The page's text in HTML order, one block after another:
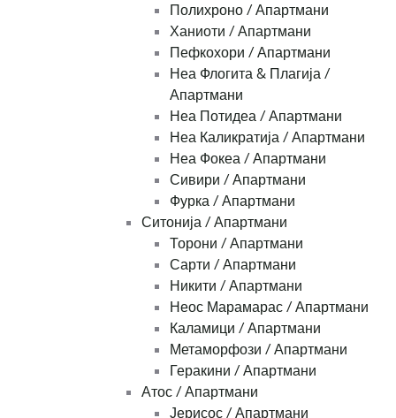
Полихроно / Апартмани
Ханиоти / Апартмани
Пефкохори / Апартмани
Неа Флогита & Плагија /
Апартмани
Неа Потидеа / Апартмани
Неа Каликратија / Апартмани
Неа Фокеа / Апартмани
Сивири / Апартмани
Фурка / Апартмани
Ситонија / Апартмани
Торони / Апартмани
Сарти / Апартмани
Никити / Апартмани
Неос Марамарас / Апартмани
Каламици / Апартмани
Метаморфози / Апартмани
Геракини / Апартмани
Атос / Апартмани
Јерисос / Апартмани